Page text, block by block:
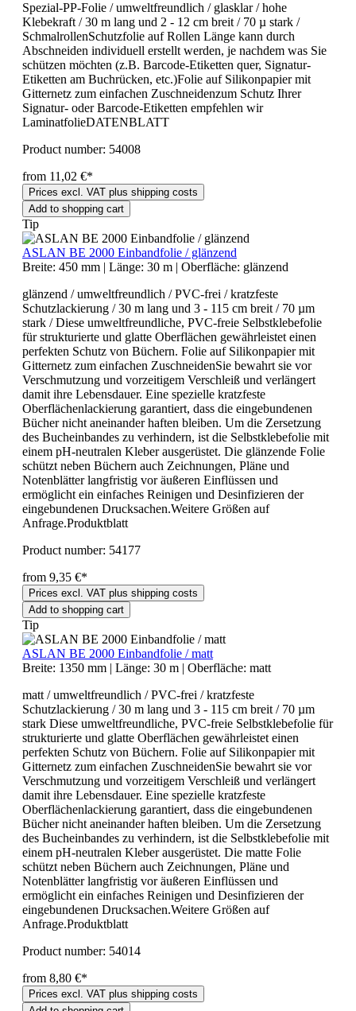
Spezial-PP-Folie / umweltfreundlich / glasklar / hohe
Klebekraft / 30 m lang und 2 - 12 cm breit / 70 µ stark /
SchmalrollenSchutzfolie auf Rollen Länge kann durch
Abschneiden individuell erstellt werden, je nachdem was Sie
schützen möchten (z.B. Barcode-Etiketten quer, Signatur-
Etiketten am Buchrücken, etc.)Folie auf Silikonpapier mit
Gitternetz zum einfachen Zuschneidenzum Schutz Ihrer
Signatur- oder Barcode-Etiketten empfehlen wir
LaminatfolieDATENBLATT
Product number: 54008
from 11,02 €*
Prices excl. VAT plus shipping costs
Add to shopping cart
Tip
ASLAN BE 2000 Einbandfolie / glänzend
Breite: 450 mm | Länge: 30 m | Oberfläche: glänzend
glänzend / umweltfreundlich / PVC-frei / kratzfeste
Schutzlackierung / 30 m lang und 3 - 115 cm breit / 70 µm
stark / Diese umweltfreundliche, PVC-freie Selbstklebefolie
für strukturierte und glatte Oberflächen gewährleistet einen
perfekten Schutz von Büchern. Folie auf Silikonpapier mit
Gitternetz zum einfachen ZuschneidenSie bewahrt sie vor
Verschmutzung und vorzeitigem Verschleiß und verlängert
damit ihre Lebensdauer. Eine spezielle kratzfeste
Oberflächenlackierung garantiert, dass die eingebundenen
Bücher nicht aneinander haften bleiben. Um die Zersetzung
des Bucheinbandes zu verhindern, ist die Selbstklebefolie mit
einem pH-neutralen Kleber ausgerüstet. Die glänzende Folie
schützt neben Büchern auch Zeichnungen, Pläne und
Notenblätter langfristig vor äußeren Einflüssen und
ermöglicht ein einfaches Reinigen und Desinfizieren der
eingebundenen Drucksachen.Weitere Größen auf
Anfrage.Produktblatt
Product number: 54177
from 9,35 €*
Prices excl. VAT plus shipping costs
Add to shopping cart
Tip
ASLAN BE 2000 Einbandfolie / matt
Breite: 1350 mm | Länge: 30 m | Oberfläche: matt
matt / umweltfreundlich / PVC-frei / kratzfeste
Schutzlackierung / 30 m lang und 3 - 115 cm breit / 70 µm
stark Diese umweltfreundliche, PVC-freie Selbstklebefolie für
strukturierte und glatte Oberflächen gewährleistet einen
perfekten Schutz von Büchern. Folie auf Silikonpapier mit
Gitternetz zum einfachen ZuschneidenSie bewahrt sie vor
Verschmutzung und vorzeitigem Verschleiß und verlängert
damit ihre Lebensdauer. Eine spezielle kratzfeste
Oberflächenlackierung garantiert, dass die eingebundenen
Bücher nicht aneinander haften bleiben. Um die Zersetzung
des Bucheinbandes zu verhindern, ist die Selbstklebefolie mit
einem pH-neutralen Kleber ausgerüstet. Die matte Folie
schützt neben Büchern auch Zeichnungen, Pläne und
Notenblätter langfristig vor äußeren Einflüssen und
ermöglicht ein einfaches Reinigen und Desinfizieren der
eingebundenen Drucksachen.Weitere Größen auf
Anfrage.Produktblatt
Product number: 54014
from 8,80 €*
Prices excl. VAT plus shipping costs